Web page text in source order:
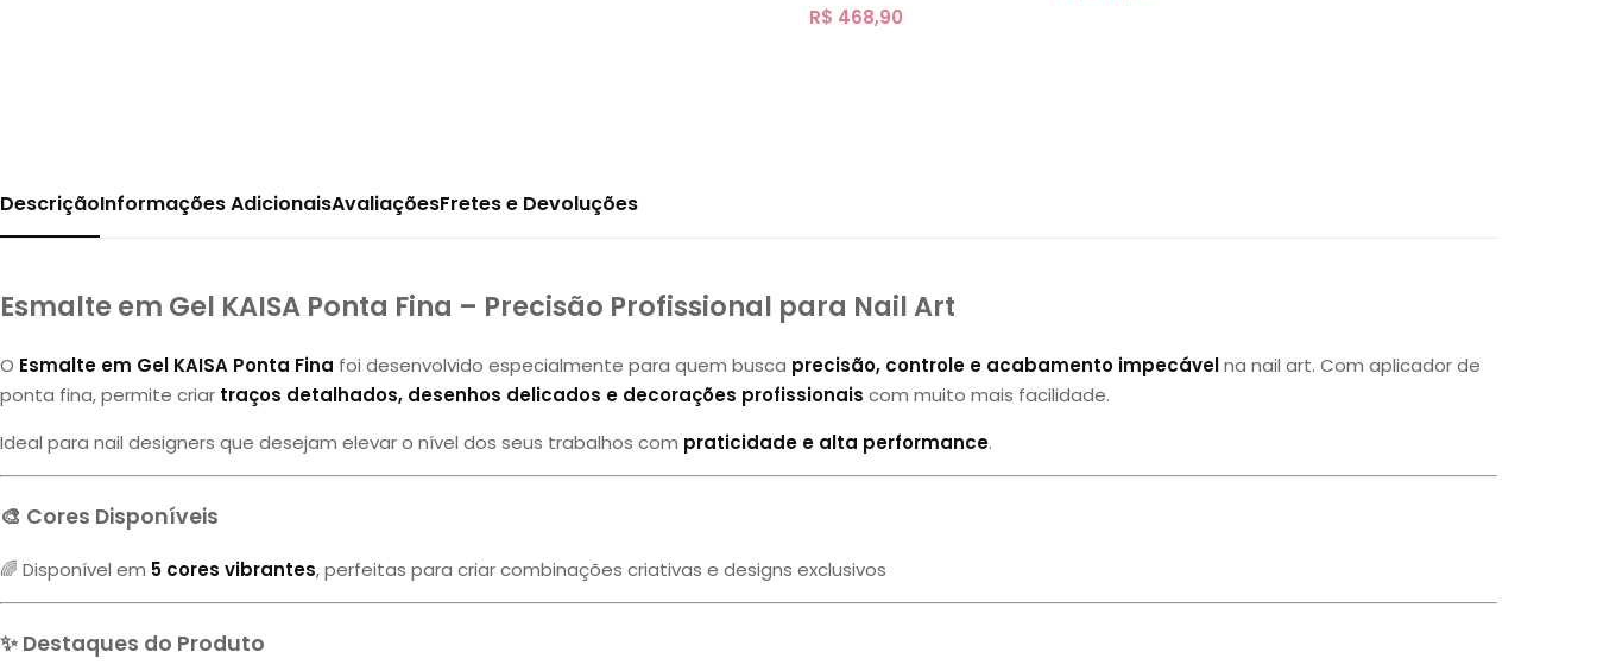
R$ 468,90
DescriçãoInformações AdicionaisAvaliaçõesFretes e Devoluções
Esmalte em Gel KAISA Ponta Fina – Precisão Profissional para Nail Art
O Esmalte em Gel KAISA Ponta Fina foi desenvolvido especialmente para quem busca precisão, controle e acabamento impecávelna nail art. Com aplicador de
ponta fina, permite criar traços detalhados, desenhos delicados e decorações profissionais com muito mais facilidade.
Ideal para nail designers que desejam elevar o nível dos seus trabalhos com praticidade e alta performance.
🎨 Cores Disponíveis
🌈 Disponível em 5 cores vibrantes, perfeitas para criar combinações criativas e designs exclusivos
✨ Destaques do Produto